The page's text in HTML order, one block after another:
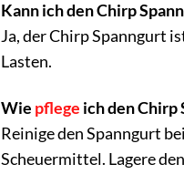
Kann ich den Chirp
Ja, der Chirp Spanngurt
Lasten.
Wie pflege ich den Chirp
Reinige den Spanngurt
Scheuermittel. Lagere